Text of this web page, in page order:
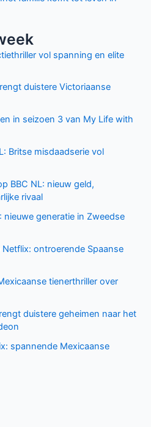
vol spanning en elite
duistere Victoriaanse
in seizoen 3 van My Life with
Britse misdaadserie vol
BBC NL: nieuw geld,
rivaal
nieuwe generatie in Zweedse
ontroerende Spaanse
tienerthriller over
duistere geheimen naar het
spannende Mexicaanse